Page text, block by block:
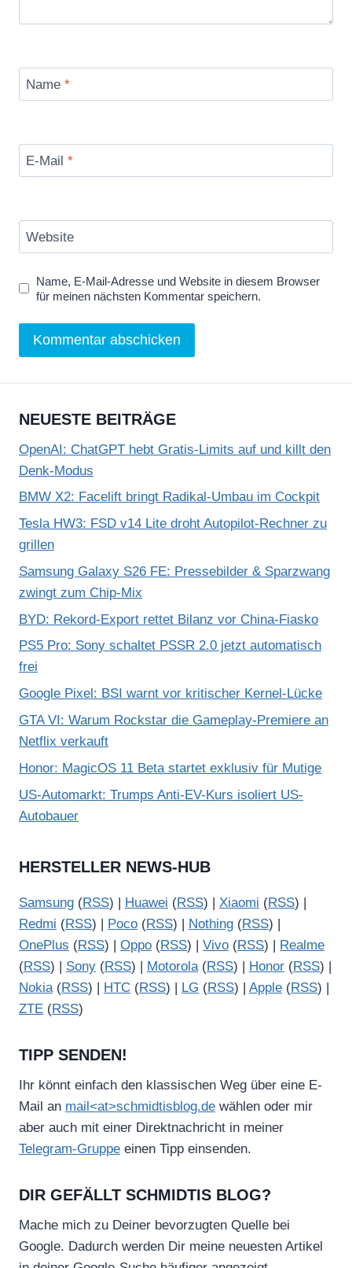
Name *
E-Mail *
Website
Name, E-Mail-Adresse und Website in diesem Browser
für meinen nächsten Kommentar speichern.
NEUESTE BEITRÄGE
OpenAI: ChatGPT hebt Gratis-Limits auf und killt den
Denk-Modus
BMW X2: Facelift bringt Radikal-Umbau im Cockpit
Tesla HW3: FSD v14 Lite droht Autopilot-Rechner zu
grillen
Samsung Galaxy S26 FE: Pressebilder & Sparzwang
zwingt zum Chip-Mix
BYD: Rekord-Export rettet Bilanz vor China-Fiasko
PS5 Pro: Sony schaltet PSSR 2.0 jetzt automatisch
frei
Google Pixel: BSI warnt vor kritischer Kernel-Lücke
GTA VI: Warum Rockstar die Gameplay-Premiere an
Netflix verkauft
Honor: MagicOS 11 Beta startet exklusiv für Mutige
US-Automarkt: Trumps Anti-EV-Kurs isoliert US-
Autobauer
HERSTELLER NEWS-HUB
Samsung (RSS) | Huawei (RSS) | Xiaomi (RSS) |
Redmi (RSS) | Poco (RSS) | Nothing (RSS) |
OnePlus (RSS) | Oppo (RSS) | Vivo (RSS) |
Realme
(RSS) | Sony (RSS) | Motorola(RSS) | Honor (RSS) |
Nokia(RSS) | HTC (RSS) | LG (RSS) | Apple (RSS) |
ZTE (RSS)
TIPP SENDEN!
Ihr könnt einfach den klassischen Weg über eine E-
Mail an mail<at>schmidtisblog.de wählen oder mir
aber auch mit einer Direktnachricht in meiner
Telegram-Gruppe einen Tipp einsenden.
DIR GEFÄLLT SCHMIDTIS BLOG?
Mache mich zu Deiner bevorzugten Quelle bei
Google. Dadurch werden Dir meine neuesten Artikel